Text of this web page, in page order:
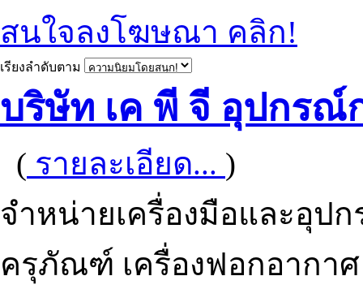
สนใจลงโฆษณา คลิก!
เรียงลำดับตาม
บริษัท เค พี จี อุปกรณ์
( รายละเอียด... )
จำหน่ายเครื่องมือและอุป
ครุภัณฑ์ เครื่องฟอกอากา